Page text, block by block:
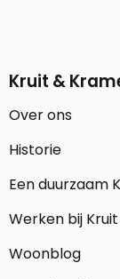
Kruit &
Over ons
Historie
Een duurzaam
Werken bij
Woonblog